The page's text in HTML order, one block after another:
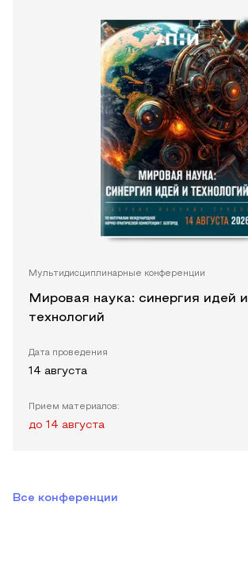
Мультидисциплинарные конференции
Мировая наука: синергия идей и
технологий
Дата проведения
14 августа
Прием материалов:
до 14 августа
Все конференции